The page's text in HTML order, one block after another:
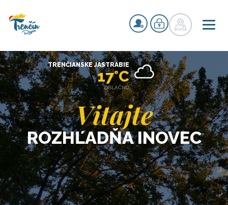
Vitajte
ROZHĽADŇA INOVEC
TRENČIANSKE JASTRABIE
17°C
OBLAČNO